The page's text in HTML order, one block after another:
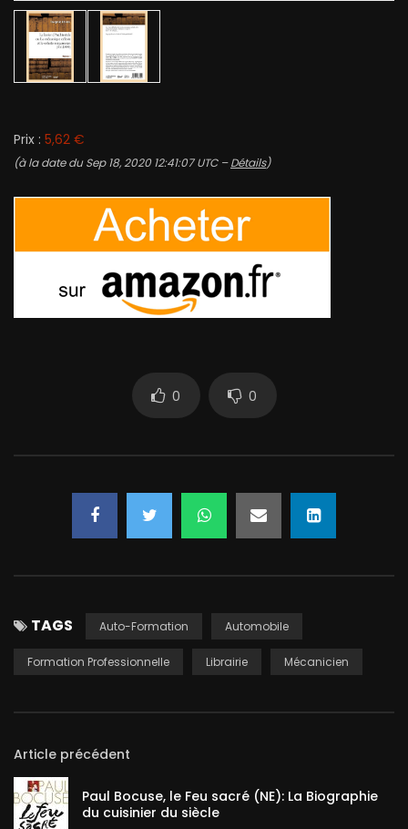
Prix : 5,62 €
(à la date du Sep 18, 2020 12:41:07 UTC –Détails)
0 0
TAGS Auto-Formation Automobile
Formation Professionnelle Librairie Mécanicien
Article précédent
Paul Bocuse, le Feu sacré (NE): La Biographie
du cuisinier du siècle